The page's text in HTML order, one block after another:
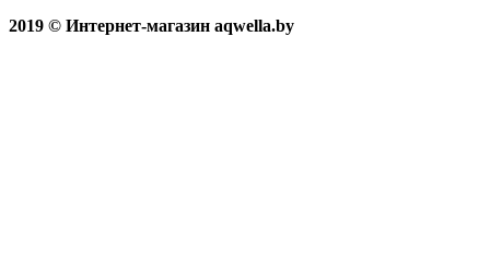
2019 © Интернет-магазин aqwella.by